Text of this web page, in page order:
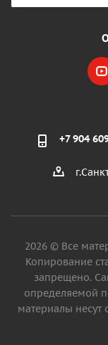
+7 904
2026 © Все
Копирование
запрещено.
определяемой
материалы